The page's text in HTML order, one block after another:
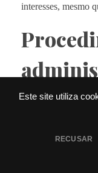
Este site utiliza
RECUSAR
interesses, mesmo
💬